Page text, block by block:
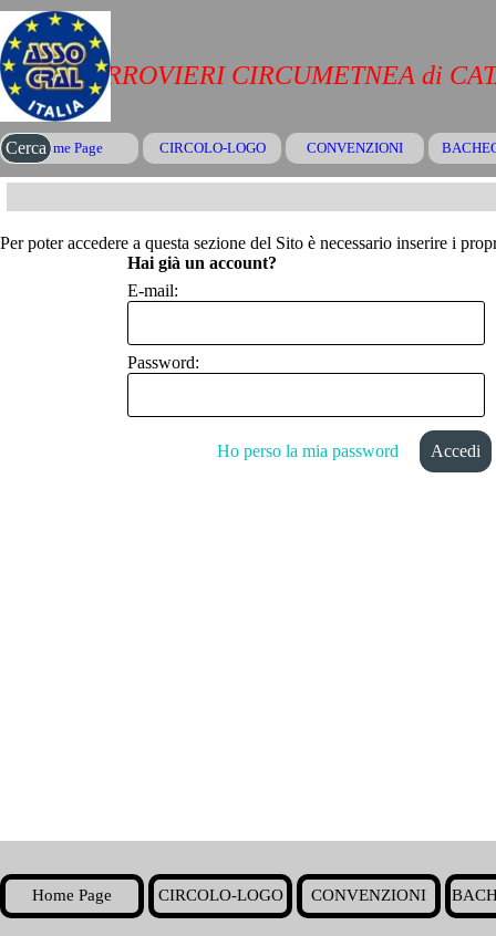
Vai ai contenuti
Salta menù
Home Page CIRCOLO-LOGO ▼
CONVENZIONI
CRAL FERROVIERI CIRCUMETNEA di
Cerca
Per poter accedere a questa sezione del Sito è necessario inserire i
Hai già un account?
E-mail:
Password:
Ho perso la mia password
Home Page CIRCOLO-LOGO ▼
CONVENZIONI